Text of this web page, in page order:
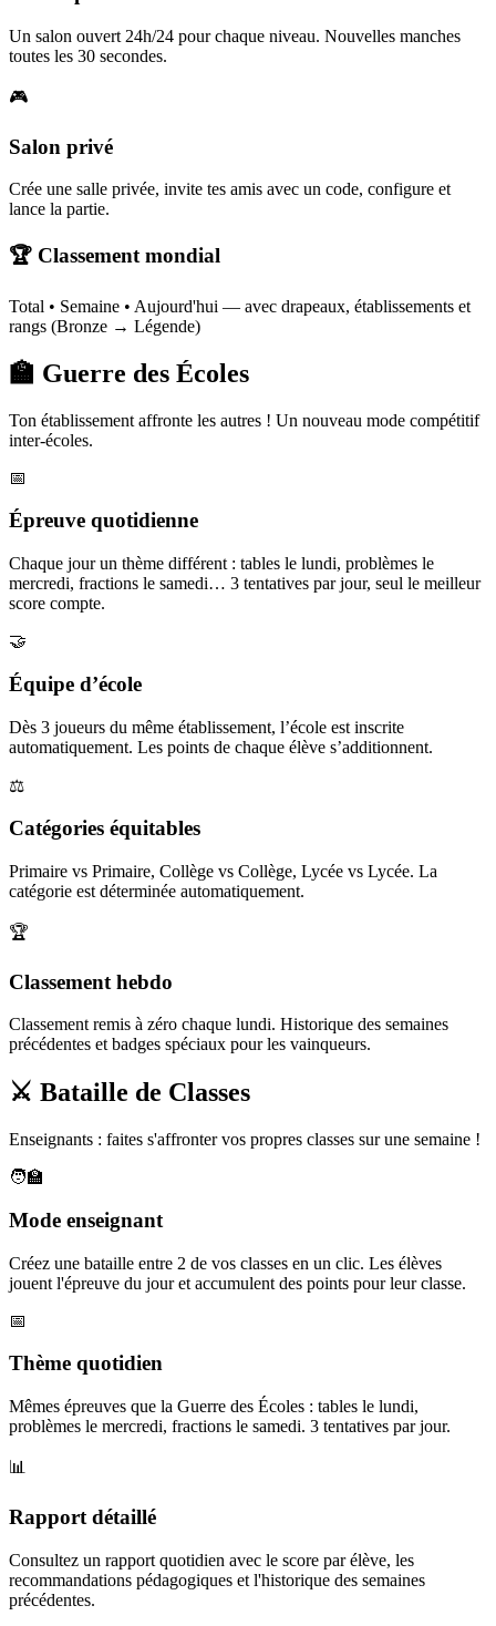
Un salon ouvert 24h/24 pour chaque niveau. Nouvelles manches
toutes les 30 secondes.
🎮
Salon privé
Crée une salle privée, invite tes amis avec un code, configure et
lance la partie.
🏆 Classement mondial
Total • Semaine • Aujourd'hui — avec drapeaux, établissements et
rangs (Bronze → Légende)
🏫 Guerre des Écoles
Ton établissement affronte les autres ! Un nouveau mode compétitif
inter-écoles.
📅
Épreuve quotidienne
Chaque jour un thème différent : tables le lundi, problèmes le
mercredi, fractions le samedi… 3 tentatives par jour, seul le meilleur
score compte.
🤝
Équipe d’école
Dès 3 joueurs du même établissement, l’école est inscrite
automatiquement. Les points de chaque élève s’additionnent.
⚖️
Catégories équitables
Primaire vs Primaire, Collège vs Collège, Lycée vs Lycée. La
catégorie est déterminée automatiquement.
🏆
Classement hebdo
Classement remis à zéro chaque lundi. Historique des semaines
précédentes et badges spéciaux pour les vainqueurs.
⚔️ Bataille de Classes
Enseignants : faites s'affronter vos propres classes sur une semaine !
🧑‍🏫
Mode enseignant
Créez une bataille entre 2 de vos classes en un clic. Les élèves
jouent l'épreuve du jour et accumulent des points pour leur classe.
📅
Thème quotidien
Mêmes épreuves que la Guerre des Écoles : tables le lundi,
problèmes le mercredi, fractions le samedi. 3 tentatives par jour.
📊
Rapport détaillé
Consultez un rapport quotidien avec le score par élève, les
recommandations pédagogiques et l'historique des semaines
précédentes.